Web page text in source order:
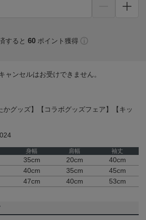
すると 60 ポイント獲得
ンセルはお受けできません。
かグッズ】【コラボグッズフェア】【キッ
身幅 肩幅 袖丈
35cm 20cm
40cm
40cm 35cm
45cm
47cm 40cm 53cm